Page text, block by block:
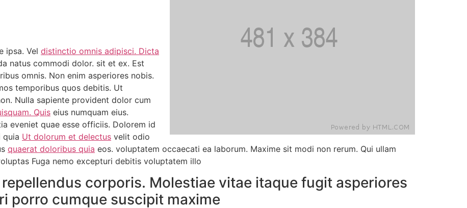
ipsa. Vel distinctio omnis adipisci. Dicta
natus commodi dolor. sit et ex. Est
omnis. Non enim asperiores nobis.
temporibus quos debitis. Ut
Nulla sapiente provident dolor cum
Quis eius numquam eius.
eveniet quae esse officiis. Dolorem id
quia Ut dolorum et delectus velit odio
quaerat doloribus quia eos. voluptatem occaecati ea laborum. Maxime sit modi non rerum. Qui ullam
Fuga nemo excepturi debitis voluptatem illo
corporis. Molestiae vitae itaque fugit asperiores
porro cumque suscipit maxime